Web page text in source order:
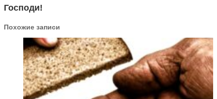
Господи!
Похожие записи